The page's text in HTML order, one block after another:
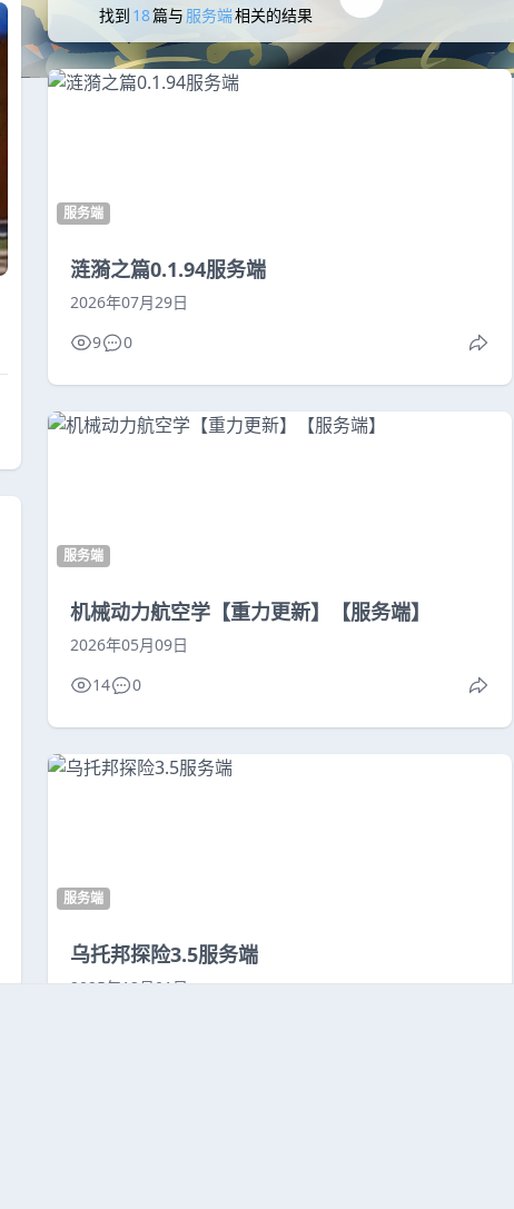
找到 18篇与 服务端相关的结果
服务端
涟漪之篇0.1.94服务端
2026年07月29日
9
0
服务端
机械动力航空学【重力更新】【服务端】
2026年05月09日
14
0
服务端
乌托邦探险3.5服务端
2025年12月01日